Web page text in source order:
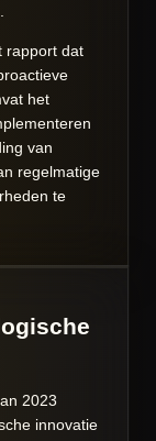
rapport dat
het
van
regelmatige
te
2023
innovatie